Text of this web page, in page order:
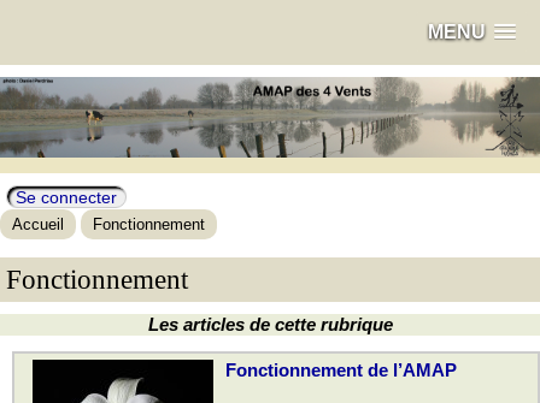
MENU
Se connecter
Accueil Fonctionnement
Fonctionnement
Les articles de cette rubrique
Fonctionnement de l’AMAP